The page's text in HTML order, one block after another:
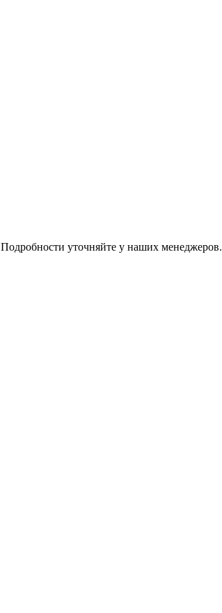
Подробности уточняйте у наших менеджеров.